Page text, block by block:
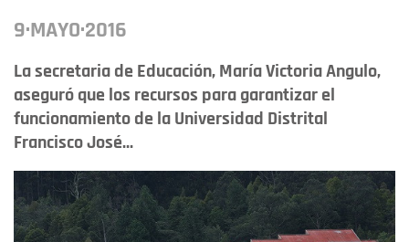
9·MAYO·2016
La secretaria de Educación, María Victoria Angulo,
aseguró que los recursos para garantizar el
funcionamiento de la Universidad Distrital
Francisco José...